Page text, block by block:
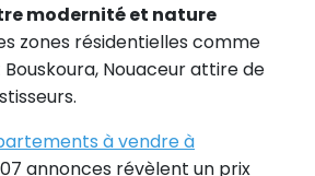
modernité et nature
zones résidentielles comme
Bouskoura, Nouaceur attire de
à vendre à
annonces révèlent un prix